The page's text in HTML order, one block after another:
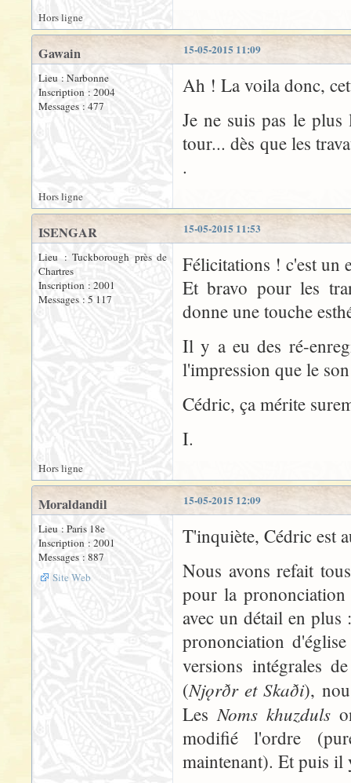
Hors ligne
15-05-2015 11:09
Gawain
Lieu : Narbonne
Inscription : 2004
Messages : 477
Ah ! La voila donc,
Je ne suis pas le
tour... dès que les
.
Hors ligne
15-05-2015 11:53
ISENGAR
Lieu : Tuckborough près de
Chartres
Inscription : 2001
Messages : 5 117
Félicitations ! c'est un
Et bravo pour les
donne une touche
Il y a eu des ré-
l'impression que le
Cédric, ça mérite
I.
Hors ligne
15-05-2015 12:09
Moraldandil
Lieu : Paris 18e
Inscription : 2001
Messages : 887
Site Web
T'inquiète, Cédric est
Nous avons refait
pour la prononciation
avec un détail en plus
prononciation
versions intégrales
(Njǫrðr et Skaði),
LesNoms khuzduls
modifié l'ordre
maintenant). Et puis il